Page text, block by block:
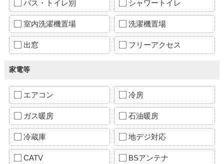
バス・トイレ別 シャワートイレ
室内洗濯機置場 洗濯機置場
出窓 フリーアクセス
家電等
エアコン 冷房
ガス暖房 石油暖房
冷蔵庫 地デジ対応
CATV BSアンテナ